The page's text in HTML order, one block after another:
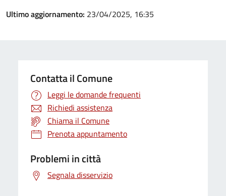
Ultimo aggiornamento: 23/04/2025, 16:35
Contatta il Comune
Leggi le domande frequenti
Richiedi assistenza
Chiama il Comune
Prenota appuntamento
Problemi in città
Segnala disservizio